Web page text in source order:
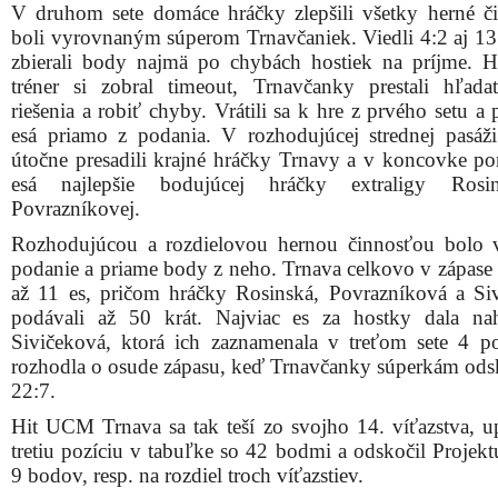
V druhom sete domáce hráčky zlepšili všetky herné
boli vyrovnaným súperom Trnavčaniek. Viedli 4:2 aj
zbierali body najmä po chybách hostiek na príjme.
tréner si zobral timeout, Trnavčanky prestali
riešenia a robiť chyby. Vrátili sa k hre z prvého setu a
esá priamo z podania. V rozhodujúcej strednej
útočne presadili krajné hráčky Trnavy a v koncovke
esá najlepšie bodujúcej hráčky extraligy
Povrazníkovej.
Rozhodujúcou a rozdielovou hernou činnosťou bolo
podanie a priame body z neho. Trnava celkovo v zápase
až 11 es, pričom hráčky Rosinská, Povrazníková a
podávali až 50 krát. Najviac es za hostky dala
Sivičeková, ktorá ich zaznamenala v treťom sete 4
rozhodla o osude zápasu, keď Trnavčanky súperkám
22:7.
Hit UCM Trnava sa tak teší zo svojho 14. víťazstva,
tretiu pozíciu v tabuľke so 42 bodmi a odskočil
9 bodov, resp. na rozdiel troch víťazstiev.